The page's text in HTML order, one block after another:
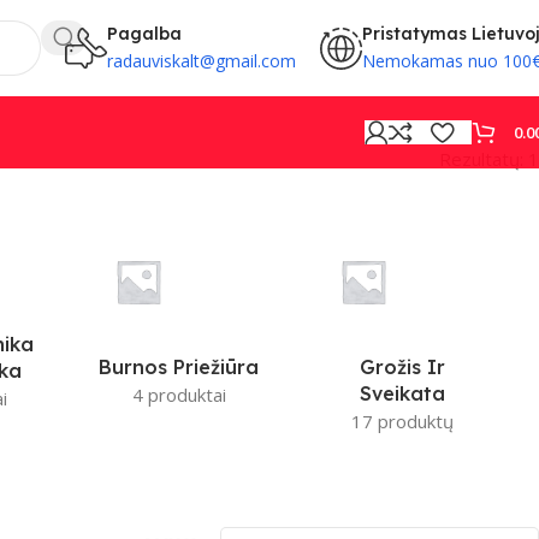
Pagalba
radauviskalt@gmail.com
Pristatymas
Nemokamas nuo
Burnos Priežiūra
4 produktai
Grožis Ir
Sveikata
17 produktų